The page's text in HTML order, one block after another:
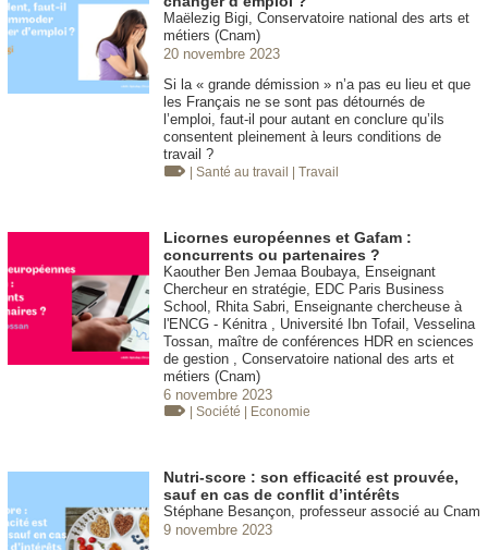
Maëlezig Bigi, Conservatoire national des arts et
métiers (Cnam)
20 novembre 2023
Si la « grande démission » n’a pas eu lieu et que
les Français ne se sont pas détournés de
l’emploi, faut-il pour autant en conclure qu’ils
consentent pleinement à leurs conditions de
travail ?
| Santé au travail | Travail
Licornes européennes et Gafam :
concurrents ou partenaires ?
Kaouther Ben Jemaa Boubaya, Enseignant
Chercheur en stratégie, EDC Paris Business
School, Rhita Sabri, Enseignante chercheuse à
l'ENCG - Kénitra , Université Ibn Tofail, Vesselina
Tossan, maître de conférences HDR en sciences
de gestion , Conservatoire national des arts et
métiers (Cnam)
6 novembre 2023
| Société | Economie
Nutri-score : son efficacité est prouvée,
sauf en cas de conflit d’intérêts
Stéphane Besançon, professeur associé au Cnam
9 novembre 2023